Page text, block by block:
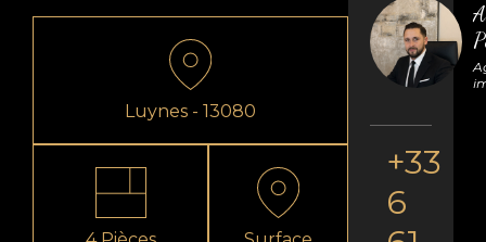
Luynes - 13080
+33
6